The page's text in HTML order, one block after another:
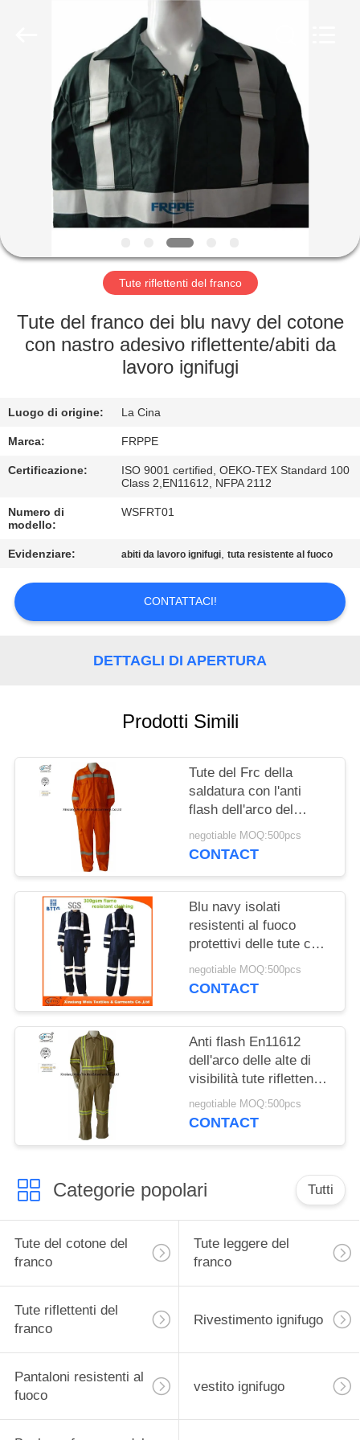
CASA
PRODOTTI
CIRCA
GIRO
FABBRICA
CONTROLLO
QUALITÀ
CONTATTICI
RICHIEDA
UNA
MAPPA
POLICY
Tute riflettenti del franco
Tute del franco dei blu navy del cotone
con nastro adesivo riflettente/abiti da
lavoro ignifugi
Luogo di origine: La Cina
Marca: FRPPE
Certificazione:
ISO 9001 certified, OEKO-TEX Standard 100
Class 2,EN11612, NFPA 2112
Numero di
modello:
WSFRT01
Evidenziare: abiti da lavoro ignifugi,tuta resistente al fuoco
CONTATTACI!
DETTAGLI DI APERTURA
Prodotti Simili
Tute del Frc della
saldatura con l'anti
flash dell'arco del
nastro riflettente
comodo
negotiable MOQ:500pcs
CONTACT
Blu navy isolati
resistenti al fuoco
protettivi delle tute con
il riflettore
negotiable MOQ:500pcs
CONTACT
Anti flash En11612
dell'arco delle alte di
visibilità tute riflettenti
verdi del franco
negotiable MOQ:500pcs
CONTACT
Categorie popolari Tutti
Tute del cotone del
franco
Tute leggere del
franco
Tute riflettenti del
franco
Rivestimento ignifugo
Pantaloni resistenti al
fuoco
vestito ignifugo